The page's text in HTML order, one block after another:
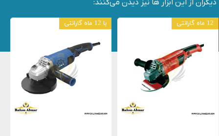
12 ماه گارانتی با 12 ماه گارانتی
دیگران از این ابزار ها نیز دیدن می‌کنند: